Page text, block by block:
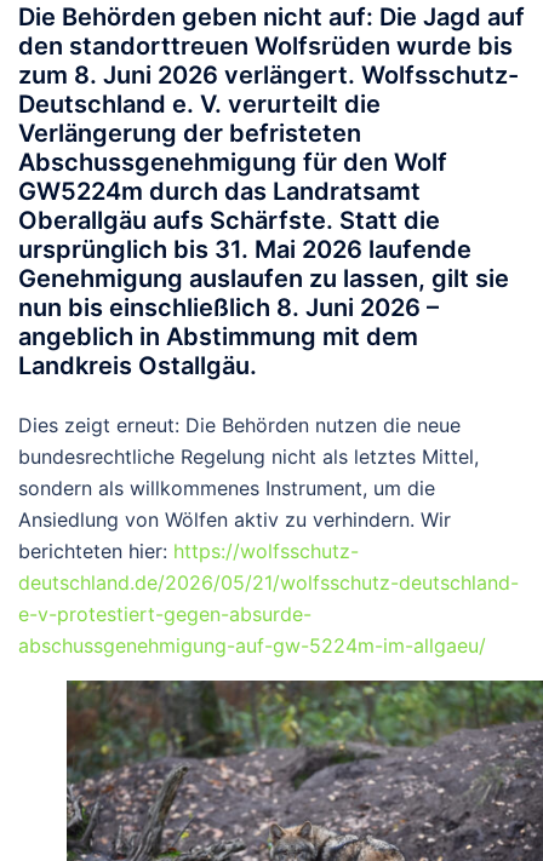
Die Behörden geben nicht auf: Die Jagd auf
den standorttreuen Wolfsrüden wurde bis
zum 8. Juni 2026 verlängert. Wolfsschutz-
Deutschland e. V. verurteilt die
Verlängerung der befristeten
Abschussgenehmigung für den Wolf
GW5224m durch das Landratsamt
Oberallgäu aufs Schärfste. Statt die
ursprünglich bis 31. Mai 2026 laufende
Genehmigung auslaufen zu lassen, gilt sie
nun bis einschließlich 8. Juni 2026 –
angeblich in Abstimmung mit dem
Landkreis Ostallgäu.
Dies zeigt erneut: Die Behörden nutzen die neue
bundesrechtliche Regelung nicht als letztes Mittel,
sondern als willkommenes Instrument, um die
Ansiedlung von Wölfen aktiv zu verhindern. Wir
berichteten hier: https://wolfsschutz-
deutschland.de/2026/05/21/wolfsschutz-deutschland-
e-v-protestiert-gegen-absurde-
abschussgenehmigung-auf-gw-5224m-im-allgaeu/